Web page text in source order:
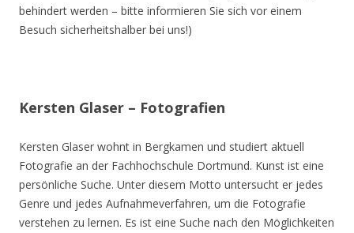
behindert werden – bitte informieren Sie sich vor einem
Besuch sicherheitshalber bei uns!)
Kersten Glaser – Fotografien
Kersten Glaser wohnt in Bergkamen und studiert aktuell
Fotografie an der Fachhochschule Dortmund. Kunst ist eine
persönliche Suche. Unter diesem Motto untersucht er jedes
Genre und jedes Aufnahmeverfahren, um die Fotografie
verstehen zu lernen. Es ist eine Suche nach den Möglichkeiten